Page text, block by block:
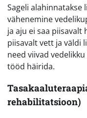
Sageli
vähenemine
ja aju ei saa piisavalt
piisavalt vett ja väldi
need viivad
tööd häirida.
rehabilitatsioon)